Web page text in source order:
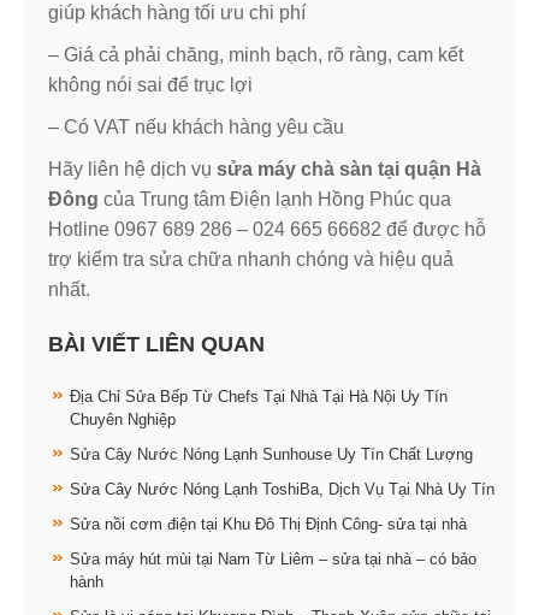
giúp khách hàng tối ưu chi phí
– Giá cả phải chăng, minh bạch, rõ ràng, cam kết
không nói sai để trục lợi
– Có VAT nếu khách hàng yêu cầu
Hãy liên hệ dịch vụ sửa máy chà sàn tại quận Hà
Đông của Trung tâm Điện lạnh Hồng Phúc qua
Hotline 0967 689 286 – 024 665 66682 để được hỗ
trợ kiểm tra sửa chữa nhanh chóng và hiệu quả
nhất.
BÀI VIẾT LIÊN QUAN
Địa Chỉ Sửa Bếp Từ Chefs Tại Nhà Tại Hà Nội Uy Tín
Chuyên Nghiệp
Sửa Cây Nước Nóng Lạnh Sunhouse Uy Tín Chất Lượng
Sửa Cây Nước Nóng Lạnh ToshiBa, Dịch Vụ Tại Nhà Uy Tín
Sửa nồi cơm điện tại Khu Đô Thị Định Công- sửa tại nhà
Sửa máy hút mùi tại Nam Từ Liêm – sửa tại nhà – có bảo
hành